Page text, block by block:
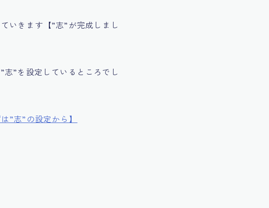
いきます【”志”が完成しまし
”を設定しているところでし
”志”の設定から】